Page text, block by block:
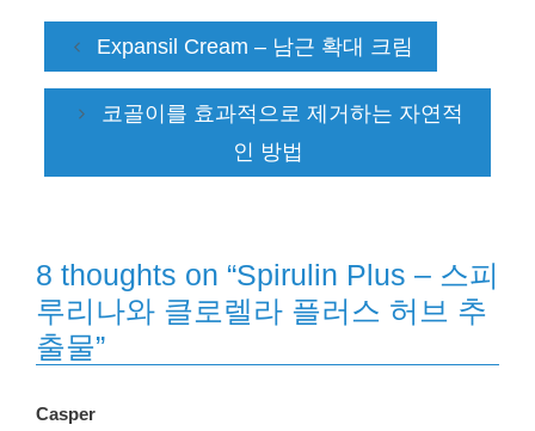
Expansil Cream – 남근 확대 크림
코골이를 효과적으로 제거하는 자연적
인 방법
8 thoughts on “Spirulin Plus – 스피
루리나와 클로렐라 플러스 허브 추
출물”
Casper